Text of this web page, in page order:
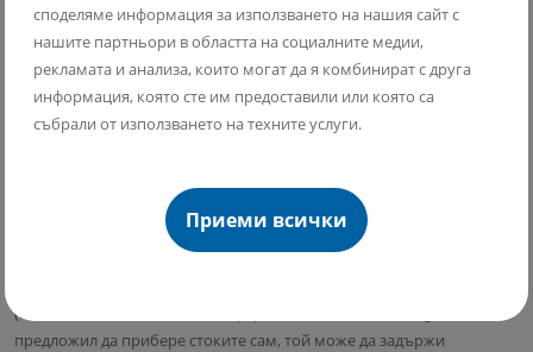
сметка връщането на стоките. Доставчикът няма задължение да
възстанови допълнителните разходи за доставка на стоките, когато
потребителят изрично е избрал начин на доставяне на стоките.
(6) Потребителят се задължава да съхранява получените
Доставчика в платформата стоки и да осигури запазването на
договора с Доставчика като отправи писмено изявление до
Доставчика чрез стандартния формуляр за отказ от договора,
достъпен на адрес ОБЩИ УСЛОВИЯ в платформата
(8) Когато доставчикът в платформата www.medivaric.bg не е
предложил да прибере стоките сам, той може да задържи
споделяме информация за използването на нашия сайт с
нашите партньори в областта на социалните медии,
рекламата и анализа, които могат да я комбинират с друга
информация, която сте им предоставили или която са
събрали от използването на техните услуги.
Приеми всички